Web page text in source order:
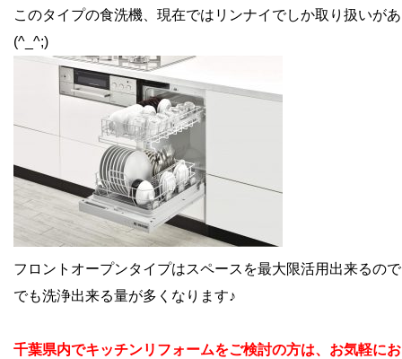
このタイプの食洗機、現在ではリンナイでしか取り扱いが
(^_^;)
フロントオープンタイプはスペースを最大限活用出来るの
でも洗浄出来る量が多くなります♪
千葉県内でキッチンリフォームをご検討の方は、お気軽に